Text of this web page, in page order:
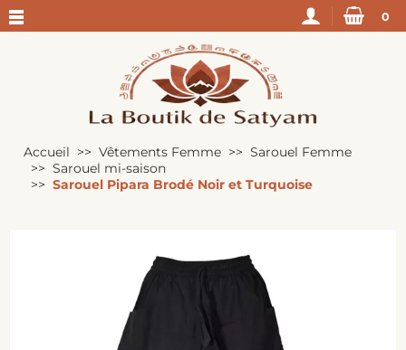
0
Accueil Vêtements Femme
Sarouel Femme
Sarouel mi-saison
Sarouel Pipara Brodé Noir et Turquoise